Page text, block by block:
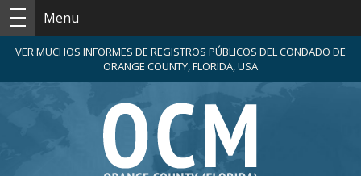
Menu
VER MUCHOS INFORMES DE REGISTROS PÚBLICOS DEL CONDADO DE
ORANGE COUNTY, FLORIDA, USA